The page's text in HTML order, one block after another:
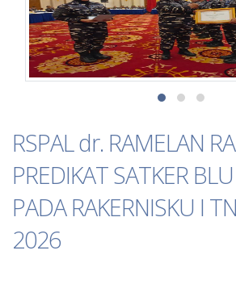
RSPAL dr. RAMELAN
PREDIKAT SATKER
PADA RAKERNISKU I
2026